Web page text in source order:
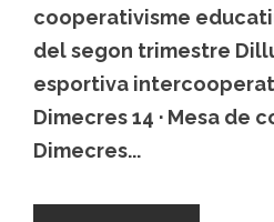
cooperativisme
del segon trimestre
esportiva
Dimecres 14 · Mesa de
Dimecres...